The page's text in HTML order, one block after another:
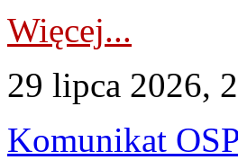
Więcej...
29 lipca 2026,
Komunikat